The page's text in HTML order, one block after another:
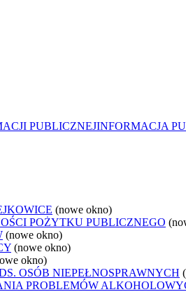
PUBLICZNEJINFORMACJA
(nowe okno)
POŻYTKU PUBLICZNEGO
(nowe okno)
(nowe okno)
okno)
OSÓB NIEPEŁNOSPRAWNYCH
PROBLEMÓW